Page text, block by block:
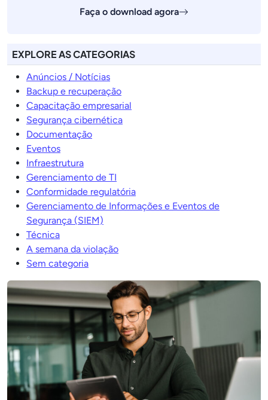
Faça o download agora
EXPLORE AS CATEGORIAS
Anúncios / Notícias
Backup e recuperação
Capacitação empresarial
Segurança cibernética
Documentação
Eventos
Infraestrutura
Gerenciamento de TI
Conformidade regulatória
Gerenciamento de Informações e Eventos de
Segurança (SIEM)
Técnica
A semana da violação
Sem categoria